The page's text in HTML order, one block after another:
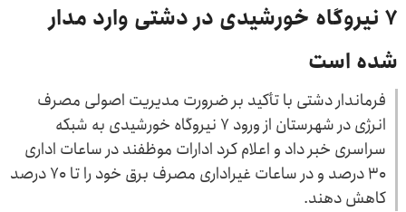
۷ نیروگاه خورشیدی در دشتی وارد مدار
شده است
فرماندار دشتی با تأکید بر ضرورت مدیریت اصولی مصرف
انرژی در شهرستان از ورود ۷ نیروگاه خورشیدی به شبکه
سراسری خبر داد و اعلام کرد ادارات موظفند در ساعات اداری
۳۰ درصد و در ساعات غیراداری مصرف برق خود را تا ۷۰ درصد
کاهش دهند.